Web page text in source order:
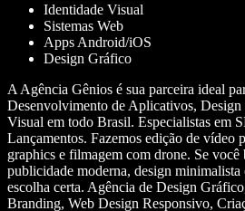
Identidade Visual
Sistemas Web
Apps Android/iOS
Design Gráfico
A Agência Gênios é sua parceira ideal
Desenvolvimento de Aplicativos, Design
Visual em todo Brasil. Especialistas em
Lançamentos. Fazemos edição de vídeo
graphics e filmagem com drone. Se você
publicidade moderna, design minimalista
escolha certa. Agência de Design
Branding, Web Design Responsivo,